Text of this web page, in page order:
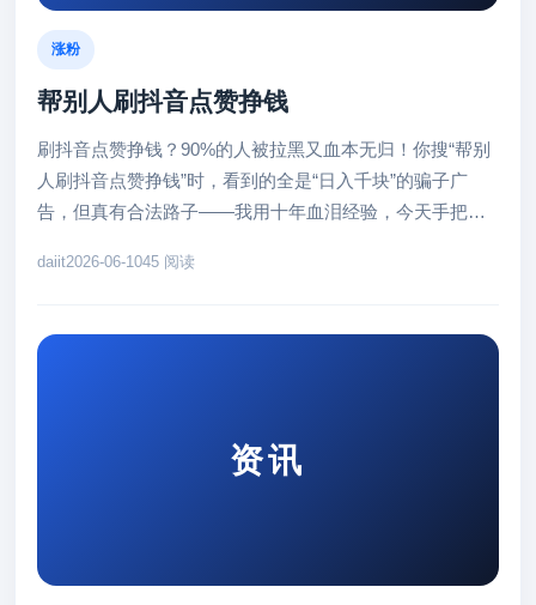
涨粉
帮别人刷抖音点赞挣钱
刷抖音点赞挣钱？90%的人被拉黑又血本无归！你搜“帮别
人刷抖音点赞挣钱”时，看到的全是“日入千块”的骗子广
告，但真有合法路子——我用十年血泪经验，今天手把手
daiit2026-06-1045 阅读
资讯